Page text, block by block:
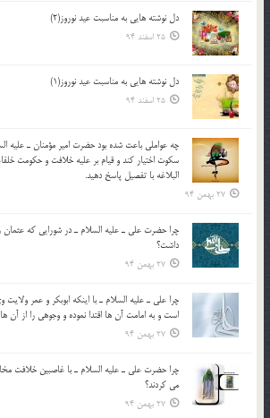
دل نوشته هایی به مناسبت عید نوروز(2)
25 اسفند 94
دل نوشته هایی به مناسبت عید نوروز(1)
25 اسفند 94
چه عواملي باعث شده بود حضرت امير مؤمنان ـ عليه
سکوت اختيار کند و قيام بر عليه خلافت و حکومت
البلاغه با تفصيل پاسخ دهيد.
27 بهمن 94
چرا حضرت علي ـ عليه السلام ـ در شورايي كه عثمان
داشت؟
27 بهمن 94
چرا علي ـ عليه السلام ـ با اينكه ابوبكر و عمر ولايت
است و به امامت آن ها اقتدا نموده و وجوهي را از آن
27 بهمن 94
چرا حضرت علي ـ عليه السلام ـ با غاصبين خلافت
مي کردند؟
27 بهمن 94